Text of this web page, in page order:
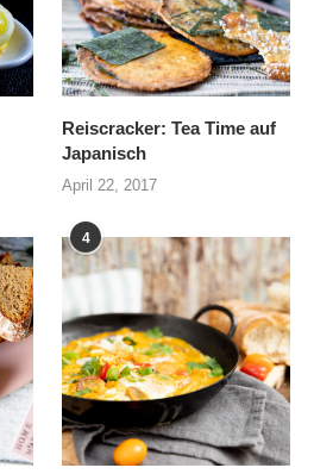
Reiscracker: Tea Time auf
Japanisch
April 22, 2017
4